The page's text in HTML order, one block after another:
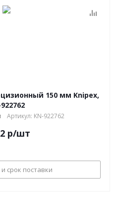
150 мм Knipex,
Артикул: KN-922762
р/шт
срок поставки